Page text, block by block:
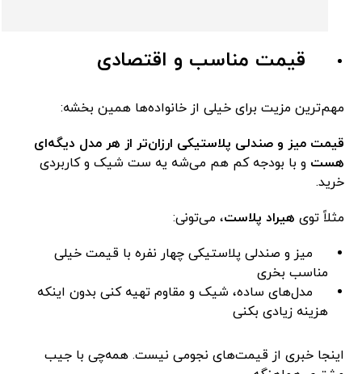
قیمت مناسب و اقتصادی
مهم‌ترین مزیت برای خیلی از خانواده‌ها همین بخشه:
قیمت میز و صندلی پلاستیکی ارزان‌تر از هر مدل دیگه‌ای
هست و با بودجه کم هم می‌شه یه ست شیک و کاربردی
خرید.
مثلاً توی هیراد پلاست، می‌تونی:
میز و صندلی پلاستیکی چهار نفره با قیمت خیلی
مناسب بخری
مدل‌های ساده، شیک و مقاوم تهیه کنی بدون اینکه
هزینه زیادی بکنی
اینجا خبری از قیمت‌های نجومی نیست. همه‌چی با جیب